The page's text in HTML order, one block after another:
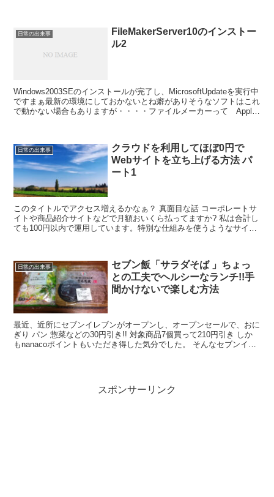
日常の出来事
FileMakerServer10のインストー
ル2
Windows2003SEのインストールが完了し、MicrosoftUpdateを実行中
ですまぁ最新の環境にしておかないとね癖がありそうなソフトはこれ
で動かない場合もありますが・・・・ファイルメーカーって Apple
日常の出来事
クラウドを利用してほぼ0円で
Webサイトを立ち上げる方法 パ
ート1
このタイトルでアクセス増えるかなぁ？ 真面目な話 コーポレートサ
イトや商品紹介サイトなどで月額おいくら払ってますか? 私は合計し
ても100円以内で運用しています。特別な仕組みを使うようなサイト
日常の出来事
セブン飯「サラダそば 」ちょっ
との工夫でヘルシーなランチ!!手
間かけないで楽しむ方法
最近、近所にセブンイレブンがオープンし、オープンセールで、おに
ぎり パン 惣菜などの30円引き!! 対象商品7個買って210円引き しか
もnanacoポイントもいただき得した気分でした。 そんなセブンイレ
スポンサーリンク